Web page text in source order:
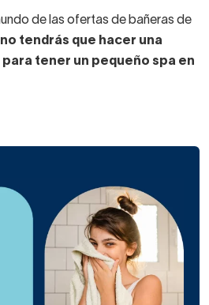
de las ofertas de bañeras de
no tendrás que hacer una
tener un pequeño spa en
de 700 euros.
tipo spa te encantarán!
Las
ovaladas y
el suelo, si por ejemplo vas a